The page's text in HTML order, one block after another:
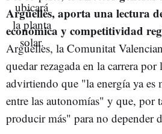
Argüelles, aporta una lectura
económica y competitividad
Argüelles, la Comunitat
quedar rezagada en la carrera
advirtiendo que "la energía ya es
entre las autonomías" y que, por
producir más" para no depender